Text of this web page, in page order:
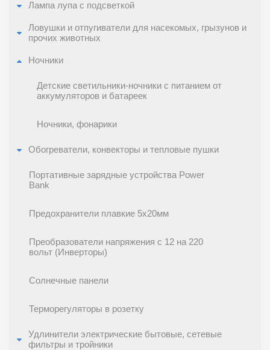
Лампа лупа с подсветкой
Ловушки и отпугиватели для насекомых, грызунов и
прочих животных
Ночники
Детские светильники-ночники с питанием от
аккумуляторов и батареек
Ночники, фонарики
Обогреватели, конвекторы и тепловые пушки
Портативные зарядные устройства Power
Bank
Предохранители плавкие 5x20мм
Преобразователи напряжения с 12 на 220
вольт (Инверторы)
Солнечные панели
Терморегуляторы в розетку
Удлинители электрические бытовые, сетевые
фильтры и тройники